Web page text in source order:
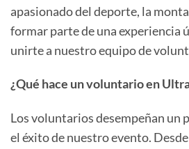
apasionado del deporte, la
formar parte de una experiencia
unirte a nuestro equipo de
¿Qué hace un voluntario en
Los voluntarios desempeñan un
el éxito de nuestro evento.